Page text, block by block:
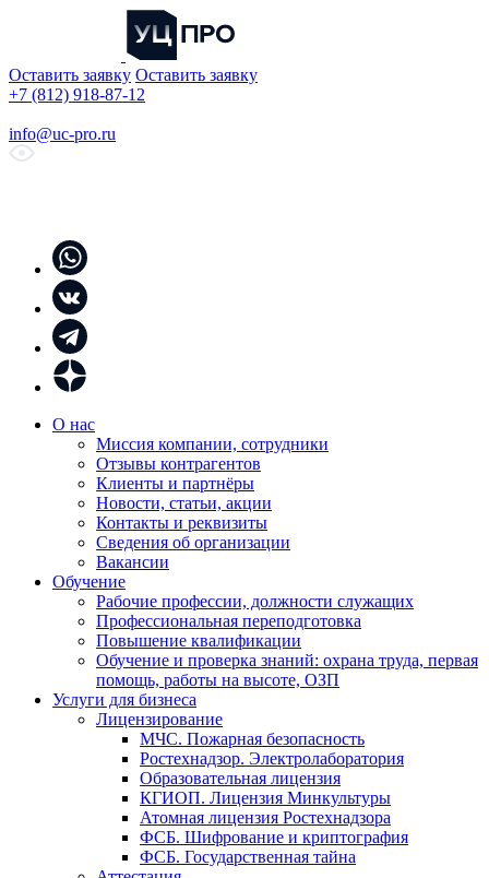
Оставить заявку Оставить заявку
+7 (812) 918-87-12
info@uc-pro.ru
О нас
Миссия компании, сотрудники
Отзывы контрагентов
Клиенты и партнёры
Новости, статьи, акции
Контакты и реквизиты
Сведения об организации
Вакансии
Обучение
Рабочие профессии, должности служащих
Профессиональная переподготовка
Повышение квалификации
Обучение и проверка знаний: охрана труда, первая
помощь, работы на высоте, ОЗП
Услуги для бизнеса
Лицензирование
МЧС. Пожарная безопасность
Ростехнадзор. Электролаборатория
Образовательная лицензия
КГИОП. Лицензия Минкультуры
Атомная лицензия Ростехнадзора
ФСБ. Шифрование и криптография
ФСБ. Государственная тайна